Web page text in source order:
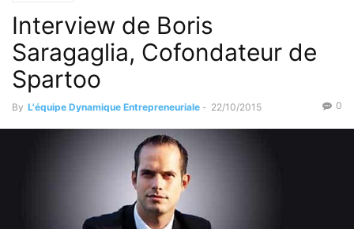
Interview de Boris
Saragaglia, Cofondateur de
Spartoo
By L'équipe Dynamique Entrepreneuriale - 22/10/2015 0